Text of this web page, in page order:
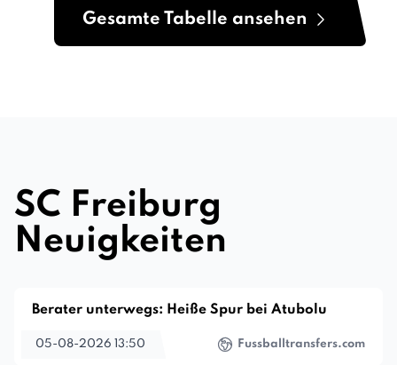
Gesamte Tabelle ansehen
SC Freiburg
Neuigkeiten
Berater unterwegs: Heiße Spur bei Atubolu
05-08-2026 13:50 Fussballtransfers.com